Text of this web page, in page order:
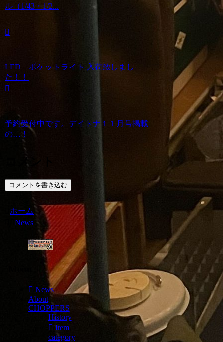
ル（1/43・1/2...
LED ポケットライト 入荷致しまし
た！！
予約受付中です。デイトナ１１月号掲載
の…！
コメント
コメントを書き込む
ホーム
News
News
About
CHOPPERS
History
Item
category